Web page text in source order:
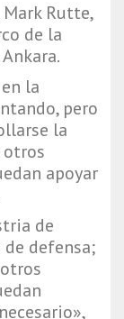
Rutte,
de la
la
pero
la
apoyar
de
defensa;